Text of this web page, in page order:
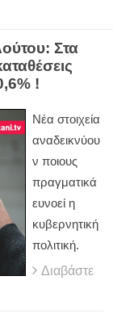
Στα
!
Νέα στοιχεία
αναδεικνύου
ν ποιους
πραγματικά
ευνοεί η
κυβερνητική
πολιτική.
Διαβάστε